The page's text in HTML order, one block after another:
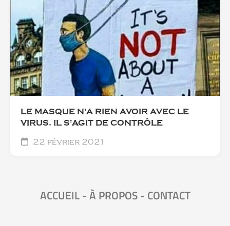
LE MASQUE N'A RIEN AVOIR AVEC LE
VIRUS. IL S'AGIT DE CONTRÔLE
22 février 2021
ACCUEIL-À PROPOS- CONTACT